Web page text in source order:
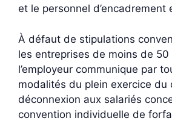
et le personnel d’encadrement
À défaut de stipulations
les entreprises de moins de 50
l’employeur communique par
modalités du plein exercice du
déconnexion aux salariés
convention individuelle de